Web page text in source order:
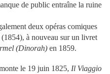
de public entraîne la ruine
deux opéras comiques
(1854), à nouveau sur un livret
(Dinorah) en 1859.
le 19 juin 1825, Il Viaggio